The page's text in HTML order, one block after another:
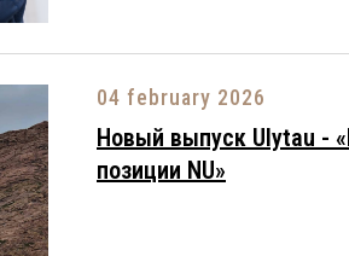
04 february 2026
Новый выпуск Ulytau -
позиции NU»